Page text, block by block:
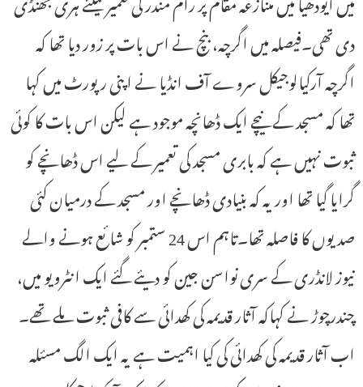
دی تھی۔فیصلہ میں اگرچہ، بنچ نے اس بات پر زور دیا تھا کہ
اگرچہ آرکیالوجیکل سروے آف انڈیا نے اپنی رپورٹ میں کہا
تھا کہ مسجد کے نیچے ایک ڈھانچہ موجود ہے لیکن اس بات کا کوئی
ثبوت نہیں ہے کہ بابری مسجد کی تعمیر کے لیے اس ڈھانچے کو
گرایا گیا تھا اور یہ کہ بنیادی ڈھانچے اور مسجد کے درمیان کئی
صدیوں کا فاصلہ تھا۔تاہم اس 24 ستمبر کو شائع ہونے والے
نیوز لانڈری کے سری نواسن جین کو دیئے گئے ایک انٹرویو میں،
چندرچوڑ نے کہاکہ آثار قدیمہ کی کھدائی سے کافی ثبوت ملے تھے۔
اب آثار قدیمہ کی کھدائی کی کیا اہمیت ہے یہ ایک الگ مسئلہ